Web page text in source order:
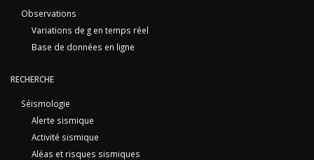
Observations
Variations de g en temps réel
Base de données en ligne
RECHERCHE
Séismologie
Alerte sismique
Activité sismique
Aléas et risques sismiques